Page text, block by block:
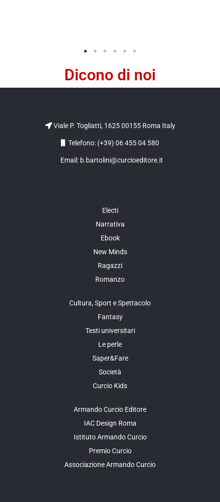
Dicono di noi
Viale P. Togliatti, 1625 00155 Roma Italy
Telefono: (+39) 06 455 04 580
Email: b.bartolini@curcioeditore.it
Electi
Narrativa
Ebook
New Minds
Ragazzi
Romanzo
Cultura, Sport e Spettacolo
Fantasy
Testi universitari
Le perle
Saper&Fare
Società
Curcio Kids
Armando Curcio Editore
IAC Design Roma
Istituto Armando Curcio
Premio Curcio
Associazione Armando Curcio